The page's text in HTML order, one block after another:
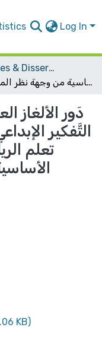
Log In
Student Theses & Dissertations
دَور الألغاز العدديَّة الالكترونيَّة في تنمية التَّفكير الإبداعي وتَحسين الاتِّجاهات نحو تعلم الرياضيات لدى طلبة المرحلة الأساسية من وجهة نظر المعلِّمين
دَور الألغاز
التَّفكير
تعلم
KB)